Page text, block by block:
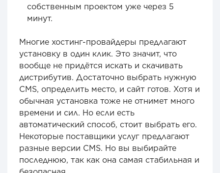
собственным проектом уже через 5
минут.
Многие хостинг-провайдеры предлагают
установку в один клик. Это значит, что
вообще не придётся искать и скачивать
дистрибутив. Достаточно выбрать нужную
CMS, определить место, и сайт готов. Хотя и
обычная установка тоже не отнимет много
времени и сил. Но если есть
автоматический способ, стоит выбрать его.
Некоторые поставщики услуг предлагают
разные версии CMS. Но вы выбирайте
последнюю, так как она самая стабильная и